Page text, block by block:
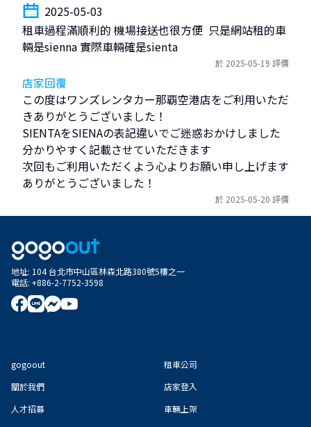
2025-05-03
租車過程滿順利的 機場接送也很方便  只是網站租的車
輛是sienna 實際車輛確是sienta
於 2025-05-19 評價
店家回覆
この度はワンズレンタカー那覇空港店をご利用いただ
きありがとうございました！
SIENTAをSIENAの表記違いでご迷惑おかけしました
分かりやすく記載させていただきます
次回もご利用いただくよう心よりお願い申し上げます
ありがとうございました！
於 2025-05-20 評價
地址: 104 台北市中山區林森北路380號5樓之一
電話: +886-2-7752-3598
gogoout
關於我們
人才招募
租車公司
店家登入
車輛上架